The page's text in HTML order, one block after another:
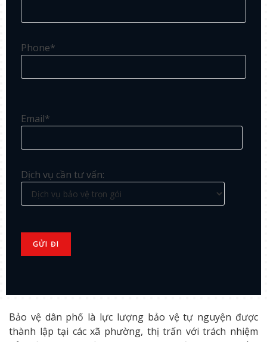
Phone*
Email*
Dịch vụ cần tư vấn:
Bảo vệ dân phố là lực lượng bảo vệ tự nguyện được
thành lập tại các xã phường, thị trấn với trách nhiệm